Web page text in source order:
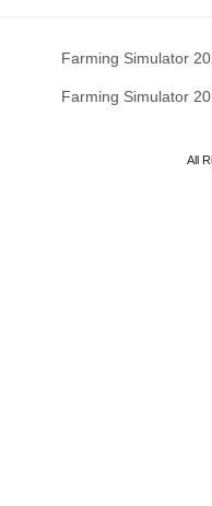
Farming Simulator
Farming Simulator
All